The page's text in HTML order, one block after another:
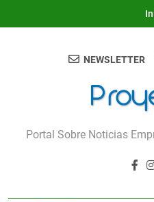
Proyecta
Portal Sobre Noticias
NEWSLETTER